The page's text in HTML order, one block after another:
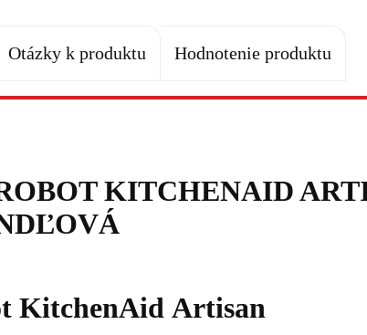
Otázky k produktu Hodnotenie produktu
KITCHENAID
KitchenAid Artisan